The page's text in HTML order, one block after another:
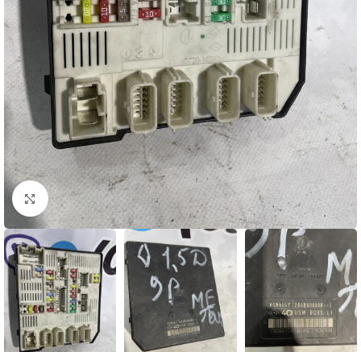
Натисніть, щоб збільшити